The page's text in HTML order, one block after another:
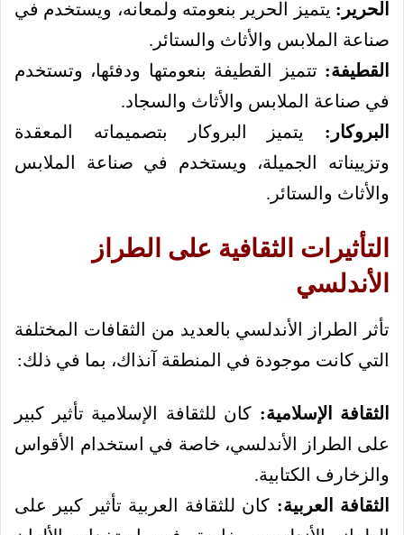
الحرير: يتميز الحرير بنعومته ولمعانه، ويستخدم في
صناعة الملابس والأثاث والستائر.
القطيفة: تتميز القطيفة بنعومتها ودفئها، وتستخدم
في صناعة الملابس والأثاث والسجاد.
البروكار: يتميز البروكار بتصميماته المعقدة
وتزييناته الجميلة، ويستخدم في صناعة الملابس
والأثاث والستائر.
التأثيرات الثقافية على الطراز
الأندلسي
تأثر الطراز الأندلسي بالعديد من الثقافات المختلفة
التي كانت موجودة في المنطقة آنذاك، بما في ذلك:
الثقافة الإسلامية: كان للثقافة الإسلامية تأثير كبير
على الطراز الأندلسي، خاصة في استخدام الأقواس
والزخارف الكتابية.
الثقافة العربية: كان للثقافة العربية تأثير كبير على